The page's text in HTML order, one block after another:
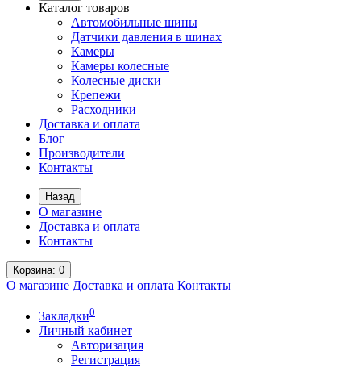
Каталог товаров
Автомобильные шины
Датчики давления в шинах
Камеры
Камеры колесные
Колесные диски
Крепежи
Расходники
Доставка и оплата
Блог
Производители
Контакты
Назад
О магазине
Доставка и оплата
Контакты
Корзина: 0
О магазине Доставка и оплата Контакты
Закладки0
Личный кабинет
Авторизация
Регистрация